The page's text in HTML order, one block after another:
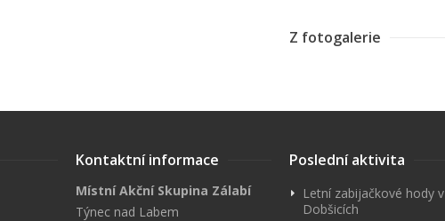
Z fotogalerie
Kontaktní informace
Místní Akční Skupina Zálabí
Týnec nad Labem
Poslední aktivita
Letní zabijačkové hody v
Dobšicích